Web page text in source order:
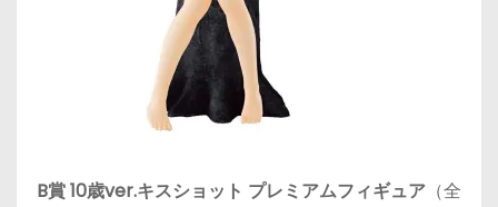
B賞 10歳ver.キスショット プレミアムフィギュア （全